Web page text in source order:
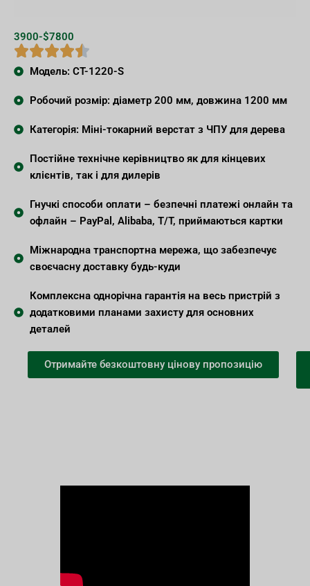
3900-$7800
Модель: CT-1220-S
Робочий розмір: діаметр 200 мм, довжина 1200 мм
Категорія: Міні-токарний верстат з ЧПУ для дерева
Постійне технічне керівництво як для кінцевих
клієнтів, так і для дилерів
Гнучкі способи оплати – безпечні платежі онлайн та
офлайн – PayPal, Alibaba, T/T, приймаються картки
Міжнародна транспортна мережа, що забезпечує
своєчасну доставку будь-куди
Комплексна однорічна гарантія на весь пристрій з
додатковими планами захисту для основних
деталей
Отримайте безкоштовну цінову пропозицію